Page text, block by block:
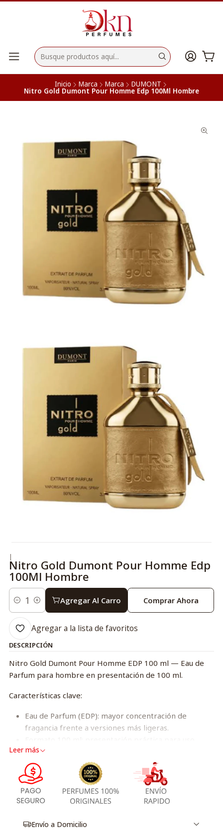
Inicio Marca Marca DUMONT
Nitro Gold Dumont Pour Homme Edp 100Ml Hombre
|
Nitro Gold Dumont Pour Homme Edp
100Ml Hombre
Cantidad
Agregar Al Carro Comprar Ahora
Agregar a la lista de favoritos
DESCRIPCIÓN
Nitro Gold Dumont Pour Homme EDP 100 ml — Eau de
Parfum para hombre en presentación de 100 ml.
Características clave:
Eau de Parfum (EDP): mayor concentración de
fragancia frente a versiones más ligeras.
diario y ocasiones especiales.
Diseñado para hombre: nombre comercial Nitro
Gold Dumont Pour Homme que identifica su enfoque
masculino.
Marca: POR DEFINIR.
Por qué elegirlo:
Leer más
Envío a Domicilio